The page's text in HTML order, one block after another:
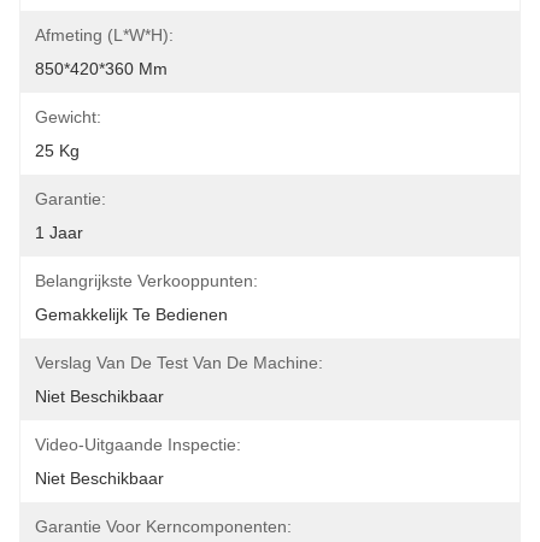
Afmeting (l*w*h):
850*420*360 Mm
Gewicht:
25 Kg
Garantie:
1 Jaar
Belangrijkste Verkooppunten:
Gemakkelijk Te Bedienen
Verslag Van De Test Van De Machine:
Niet Beschikbaar
Video-Uitgaande Inspectie:
Niet Beschikbaar
Garantie Voor Kerncomponenten: